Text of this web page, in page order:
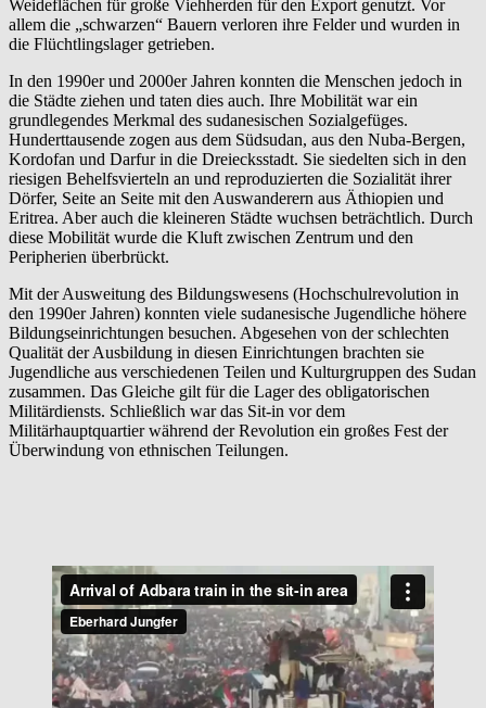
Weideflächen für große Viehherden für den Export genutzt. Vor
allem die „schwarzen“ Bauern verloren ihre Felder und wurden in
die Flüchtlingslager getrieben.
In den 1990er und 2000er Jahren konnten die Menschen jedoch in
die Städte ziehen und taten dies auch. Ihre Mobilität war ein
grundlegendes Merkmal des sudanesischen Sozialgefüges.
Hunderttausende zogen aus dem Südsudan, aus den Nuba-Bergen,
Kordofan und Darfur in die Dreiecksstadt. Sie siedelten sich in den
riesigen Behelfsvierteln an und reproduzierten die Sozialität ihrer
Dörfer, Seite an Seite mit den Auswanderern aus Äthiopien und
Eritrea. Aber auch die kleineren Städte wuchsen beträchtlich. Durch
diese Mobilität wurde die Kluft zwischen Zentrum und den
Peripherien überbrückt.
Mit der Ausweitung des Bildungswesens (Hochschulrevolution in
den 1990er Jahren) konnten viele sudanesische Jugendliche höhere
Bildungseinrichtungen besuchen. Abgesehen von der schlechten
Qualität der Ausbildung in diesen Einrichtungen brachten sie
Jugendliche aus verschiedenen Teilen und Kulturgruppen des Sudan
zusammen. Das Gleiche gilt für die Lager des obligatorischen
Militärdiensts. Schließlich war das Sit-in vor dem
Militärhauptquartier während der Revolution ein großes Fest der
Überwindung von ethnischen Teilungen.